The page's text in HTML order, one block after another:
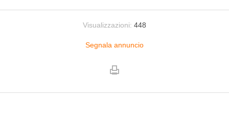
Visualizzazioni: 448
Segnala annuncio